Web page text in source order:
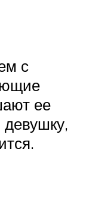
с
ее
девушку,